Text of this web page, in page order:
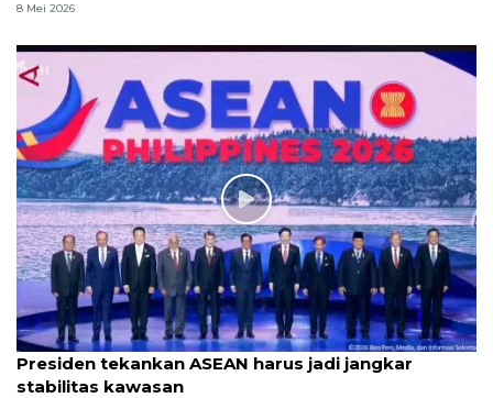
8 Mei 2026
Presiden tekankan ASEAN harus jadi jangkar
stabilitas kawasan